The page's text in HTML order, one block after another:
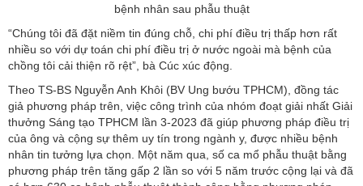
bệnh nhân sau phẫu thuật
“Chúng tôi đã đặt niềm tin đúng chỗ, chi phí điều trị thấp hơn rất
nhiều so với dự toán chi phí điều trị ở nước ngoài mà bệnh của
chồng tôi cải thiện rõ rệt”, bà Cúc xúc động.
Theo TS-BS Nguyễn Anh Khôi (BV Ung bướu TPHCM), đồng tác
giả phương pháp trên, việc công trình của nhóm đoạt giải nhất Giải
thưởng Sáng tạo TPHCM lần 3-2023 đã giúp phương pháp điều trị
của ông và cộng sự thêm uy tín trong ngành y, được nhiều bệnh
nhân tin tưởng lựa chọn. Một năm qua, số ca mổ phẫu thuật bằng
phương pháp trên tăng gấp 2 lần so với 5 năm trước cộng lại và đã